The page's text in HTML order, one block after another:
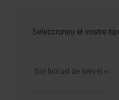
Seleccioneu el vostre